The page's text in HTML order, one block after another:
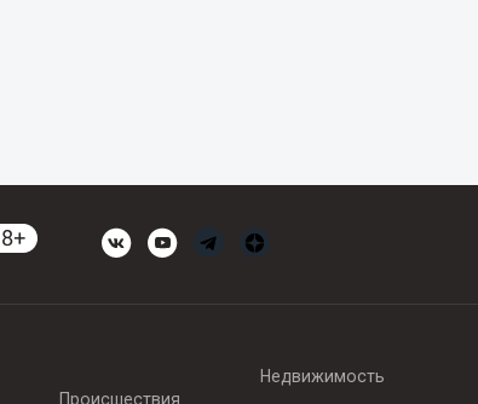
Происшествия
Недвижимость